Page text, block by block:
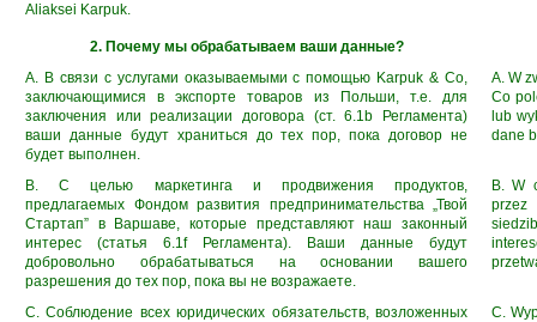
Aliaksei Karpuk.
2. Почему мы обрабатываем ваши данные?
A. В связи с услугами оказываемыми с помощью Karpuk & Co,
заключающимися в экспорте товаров из Польши, т.е. для
заключения или реализации договора (ст. 6.1b Регламента)
ваши данные будут храниться до тех пор, пока договор не
будет выполнен.
A. W
Co
lub
dane
B. С целью маркетинга и продвижения продуктов,
предлагаемых Фондом развития предпринимательства „Твой
Стартап” в Варшаве, которые представляют наш законный
интерес (статья 6.1f Регламента). Ваши данные будут
добровольно обрабатываться на основании вашего
разрешения до тех пор, пока вы не возражаете.
B. W
przez
C. Соблюдение всех юридических обязательств, возложенных
C.